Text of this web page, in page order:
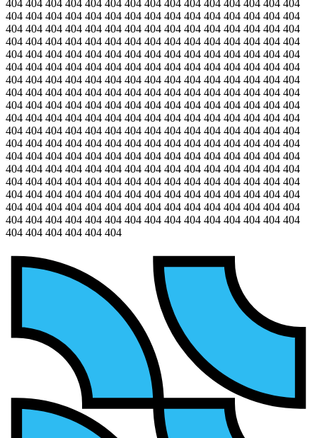
404 404 404 404 404 404 404 404 404 404 404 404 404 404 404
404 404 404 404 404 404 404 404 404 404 404 404 404 404 404
404 404 404 404 404 404 404 404 404 404 404 404 404 404 404
404 404 404 404 404 404 404 404 404 404 404 404 404 404 404
404 404 404 404 404 404 404 404 404 404 404 404 404 404 404
404 404 404 404 404 404 404 404 404 404 404 404 404 404 404
404 404 404 404 404 404 404 404 404 404 404 404 404 404 404
404 404 404 404 404 404 404 404 404 404 404 404 404 404 404
404 404 404 404 404 404 404 404 404 404 404 404 404 404 404
404 404 404 404 404 404 404 404 404 404 404 404 404 404 404
404 404 404 404 404 404 404 404 404 404 404 404 404 404 404
404 404 404 404 404 404 404 404 404 404 404 404 404 404 404
404 404 404 404 404 404 404 404 404 404 404 404 404 404 404
404 404 404 404 404 404 404 404 404 404 404 404 404 404 404
404 404 404 404 404 404 404 404 404 404 404 404 404 404 404
404 404 404 404 404 404 404 404 404 404 404 404 404 404 404
404 404 404 404 404 404 404 404 404 404 404 404 404 404 404
404 404 404 404 404 404 404 404 404 404 404 404 404 404 404
404 404 404 404 404 404